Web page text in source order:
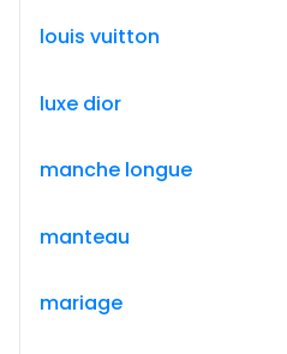
louis vuitton
luxe dior
manche longue
manteau
mariage